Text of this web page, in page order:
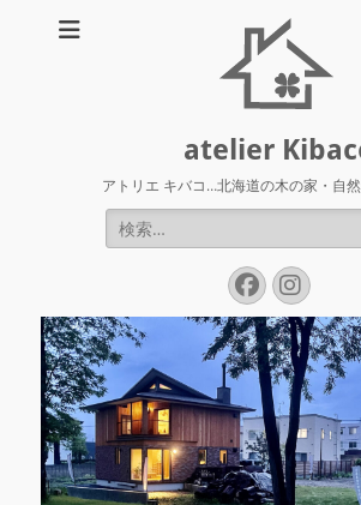
atelier
アトリエ キバコ…北海道の木の家・自
検
索:
Facebook